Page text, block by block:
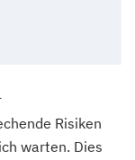
Risiken
warten. Dies